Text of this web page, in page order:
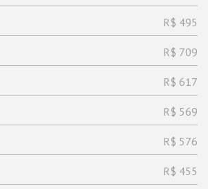
R$ 495
R$ 709
R$ 617
R$ 569
R$ 576
R$ 455